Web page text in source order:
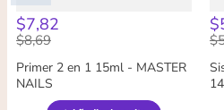
$7,82
$8,69
Primer 2 en 1 15ml - MASTER
NAILS
$
$